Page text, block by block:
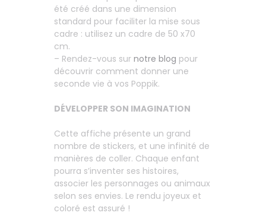
été créé dans une dimension
standard pour faciliter la mise sous
cadre : utilisez un cadre de 50 x70
cm.
– Rendez-vous sur notre blog pour
découvrir comment donner une
seconde vie à vos Poppik.
DÉVELOPPER SON IMAGINATION
Cette affiche présente un grand
nombre de stickers, et une infinité de
manières de coller. Chaque enfant
pourra s’inventer ses histoires,
associer les personnages ou animaux
selon ses envies. Le rendu joyeux et
coloré est assuré !